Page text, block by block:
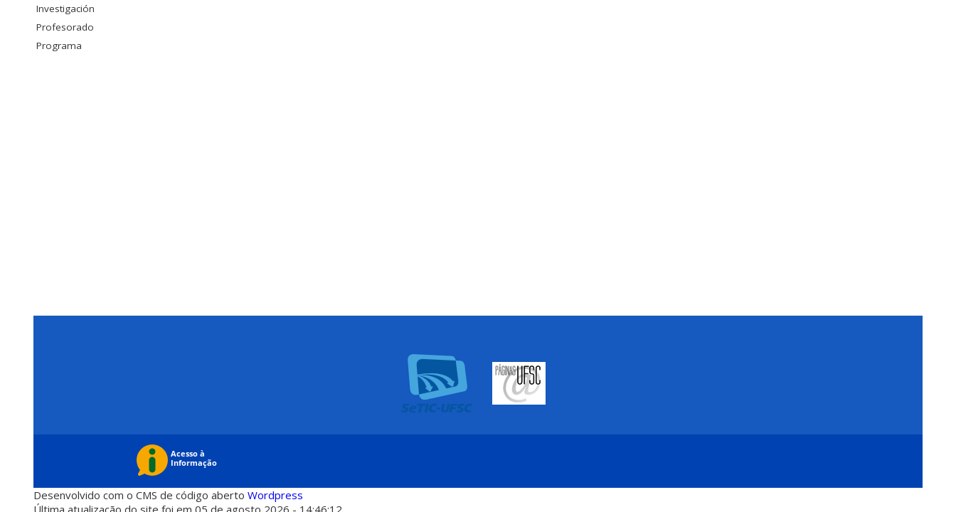
Investigación
Profesorado
Programa
Desenvolvido com o CMS de código aberto Wordpress
Última atualização do site foi em 05 de agosto 2026 - 14:46:12